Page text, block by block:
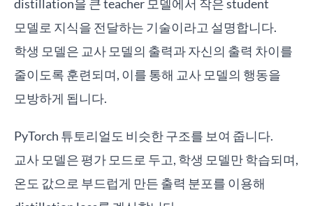
distillation을 큰 teacher 모델에서 작은 student
모델로 지식을 전달하는 기술이라고 설명합니다.
학생 모델은 교사 모델의 출력과 자신의 출력 차이를
줄이도록 훈련되며, 이를 통해 교사 모델의 행동을
모방하게 됩니다.
PyTorch 튜토리얼도 비슷한 구조를 보여 줍니다.
교사 모델은 평가 모드로 두고, 학생 모델만 학습되며,
온도 값으로 부드럽게 만든 출력 분포를 이용해